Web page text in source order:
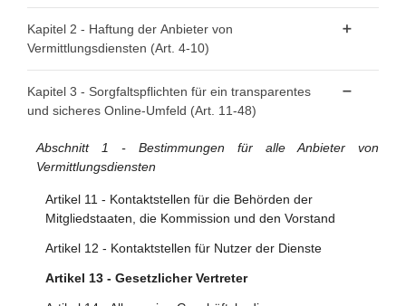
Artikel 2 - Geltungsbereich
Kapitel 2 - Haftung der Anbieter von
Vermittlungsdiensten (Art. 4-10)
Artikel 5 - "Caching"
Artikel 6 - Hosting
Artikel 7 - Freiwillige Untersuchungen auf Eigeninitiative
und Einhaltung der Rechtsvorschriften
Artikel 8 - Keine allgemeine Verpflichtung zur
Überwachung oder aktiven Nachforschung
Artikel 9 - Anordnungen zum Vorgehen gegen
Kapitel 3 - Sorgfaltspflichten für ein transparentes
und sicheres Online-Umfeld (Art. 11-48)
Abschnitt 1 - Bestimmungen für alle Anbieter von
Vermittlungsdiensten
Artikel 11 - Kontaktstellen für die Behörden der
Mitgliedstaaten, die Kommission und den Vorstand
Artikel 12 - Kontaktstellen für Nutzer der Dienste
Artikel 13 - Gesetzlicher Vertreter